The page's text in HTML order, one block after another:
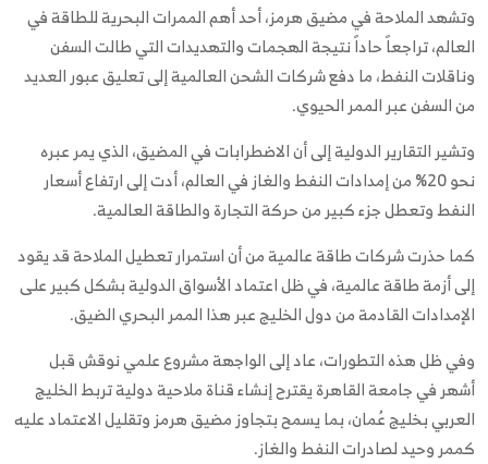
وتشهد الملاحة في مضيق هرمز، أحد أهم الممرات البحرية للطاقة في
العالم، تراجعاً حاداً نتيجة الهجمات والتهديدات التي طالت السفن
وناقلات النفط، ما دفع شركات الشحن العالمية إلى تعليق عبور العديد
من السفن عبر الممر الحيوي.
وتشير التقارير الدولية إلى أن الاضطرابات في المضيق، الذي يمر عبره
نحو 20% من إمدادات النفط والغاز في العالم، أدت إلى ارتفاع أسعار
النفط وتعطل جزء كبير من حركة التجارة والطاقة العالمية.
كما حذرت شركات طاقة عالمية من أن استمرار تعطيل الملاحة قد يقود
إلى أزمة طاقة عالمية، في ظل اعتماد الأسواق الدولية بشكل كبير على
الإمدادات القادمة من دول الخليج عبر هذا الممر البحري الضيق.
وفي ظل هذه التطورات، عاد إلى الواجهة مشروع علمي نوقش قبل
أشهر في جامعة القاهرة يقترح إنشاء قناة ملاحية دولية تربط الخليج
العربي بخليج عُمان، بما يسمح بتجاوز مضيق هرمز وتقليل الاعتماد عليه
كممر وحيد لصادرات النفط والغاز.